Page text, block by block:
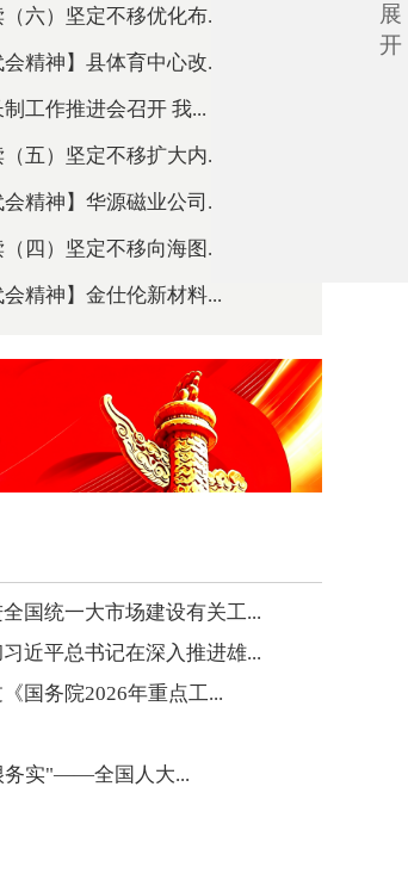
六）坚定不移优化布...
精神】县体育中心改...
工作推进会召开 我...
五）坚定不移扩大内...
精神】华源磁业公司...
四）坚定不移向海图...
精神】金仕伦新材料...
国统一大市场建设有关工...
近平总书记在深入推进雄...
国务院2026年重点工...
务实"——全国人大...
展
开